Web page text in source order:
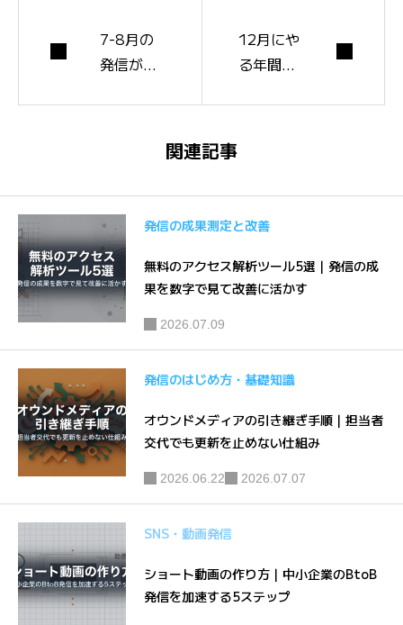
7-8月の
発信が伸
型
12月にや
る年間総
関連記事
発信の成果測定と改善
無料のアクセス解析ツール5選｜発信の成
果を数字で見て改善に活かす
2026.07.09
発信のはじめ方・基礎知識
オウンドメディアの引き継ぎ手順｜担当者
交代でも更新を止めない仕組み
2026.06.22 2026.07.07
SNS・動画発信
ショート動画の作り方｜中小企業のBtoB
発信を加速する5ステップ